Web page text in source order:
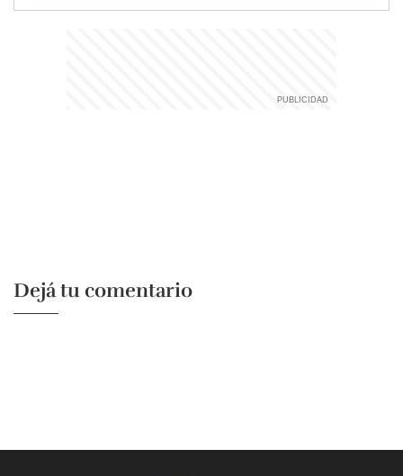
Dejá tu comentario